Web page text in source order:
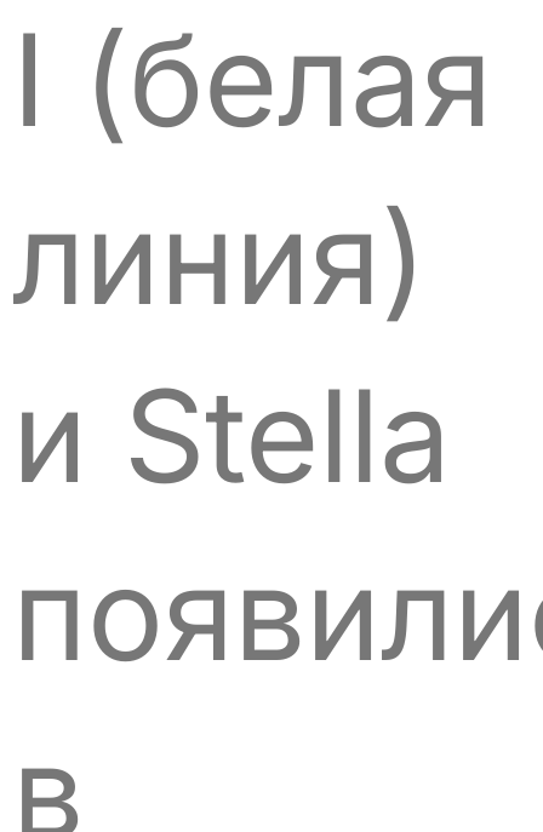
I (белая
линия)
и Stella
в